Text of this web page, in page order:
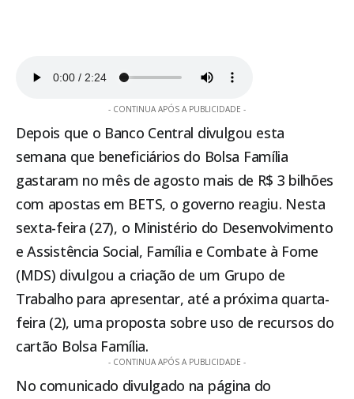
- CONTINUA APÓS A PUBLICIDADE -
Depois que o Banco Central divulgou esta
semana que beneficiários do Bolsa Família
gastaram no mês de agosto mais de R$ 3 bilhões
com apostas em BETS, o governo reagiu. Nesta
sexta-feira (27), o Ministério do Desenvolvimento
e Assistência Social, Família e Combate à Fome
(MDS) divulgou a criação de um Grupo de
Trabalho para apresentar, até a próxima quarta-
feira (2), uma proposta sobre uso de recursos do
cartão Bolsa Família.
- CONTINUA APÓS A PUBLICIDADE -
No comunicado divulgado na página do